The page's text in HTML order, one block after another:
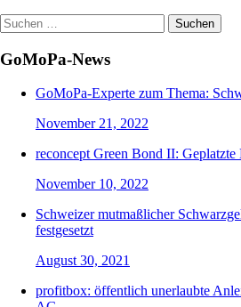
Suchen
nach:
GoMoPa-News
GoMoPa-Experte zum Thema:
November 21, 2022
reconcept Green Bond II:
November 10, 2022
Schweizer mutmaßlicher
festgesetzt
August 30, 2021
profitbox: öffentlich unerlaubte